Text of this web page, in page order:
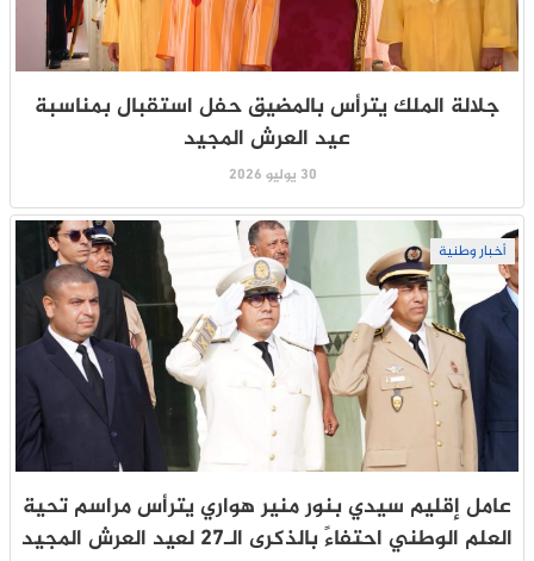
جلالة الملك يترأس بالمضيق حفل استقبال بمناسبة
عيد العرش المجيد
30 يوليو 2026
أخبار وطنية
عامل إقليم سيدي بنور منير هواري يترأس مراسم تحية
العلم الوطني احتفاءً بالذكرى الـ27 لعيد العرش المجيد